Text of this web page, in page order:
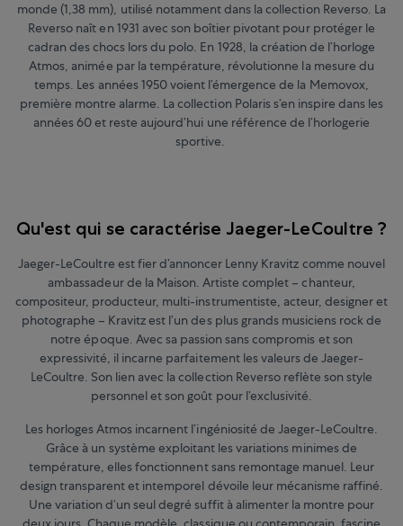
monde (1,38 mm), utilisé notamment dans la collection Reverso. La
Reverso naît en 1931 avec son boîtier pivotant pour protéger le
cadran des chocs lors du polo. En 1928, la création de l’horloge
Atmos, animée par la température, révolutionne la mesure du
temps. Les années 1950 voient l’émergence de la Memovox,
première montre alarme. La collection Polaris s’en inspire dans les
années 60 et reste aujourd’hui une référence de l’horlogerie
sportive.
Qu'est qui se caractérise Jaeger-LeCoultre ?
Jaeger-LeCoultre est fier d’annoncer Lenny Kravitz comme nouvel
ambassadeur de la Maison. Artiste complet – chanteur,
compositeur, producteur, multi-instrumentiste, acteur, designer et
photographe – Kravitz est l’un des plus grands musiciens rock de
notre époque. Avec sa passion sans compromis et son
expressivité, il incarne parfaitement les valeurs de Jaeger-
LeCoultre. Son lien avec la collection Reverso reflète son style
personnel et son goût pour l’exclusivité.
Les horloges Atmos incarnent l’ingéniosité de Jaeger-LeCoultre.
Grâce à un système exploitant les variations minimes de
température, elles fonctionnent sans remontage manuel. Leur
design transparent et intemporel dévoile leur mécanisme raffiné.
Une variation d’un seul degré suffit à alimenter la montre pour